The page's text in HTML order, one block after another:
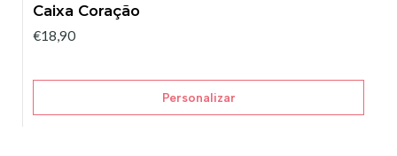
Caixa Coração
€18,90
Personalizar